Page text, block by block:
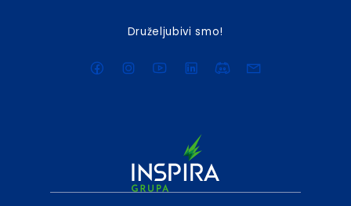
Druželjubivi smo!